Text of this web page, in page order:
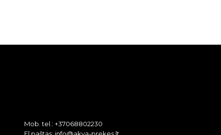
Mob. tel.: +37068802230